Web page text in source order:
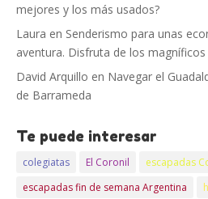
mejores y los más usados?
Laura en Senderismo para unas
aventura. Disfruta de los
David Arquillo en Navegar el
de Barrameda
Te puede interesar
colegiatas El Coronil
escapadas
escapadas fin de semana Argentina